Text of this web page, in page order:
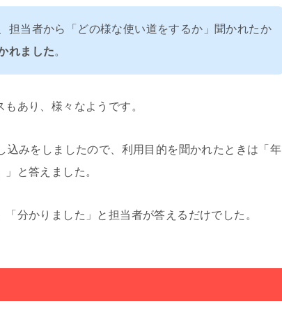
担当者から「どの様な使い道をするか」聞かれたか
れました。
あり、様々なようです。
みをしましたので、利用目的を聞かれたときは「年
と答えました。
分かりました」と担当者が答えるだけでした。